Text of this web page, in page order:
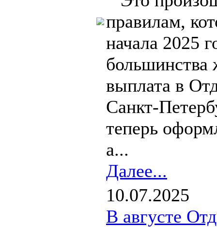
правилам,
начала 2025
большинства
выплата в
Санкт-
теперь
а...
Далее...
10.07.2025
В августе